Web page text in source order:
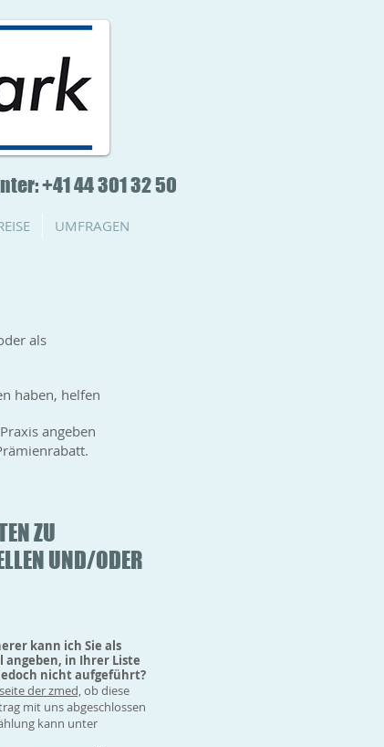
+41 44 301 32 50
UMFRAGEN
als
haben, helfen
angeben
ZU
UND/ODER
kann ich Sie als
angeben, in Ihrer Liste
nicht aufgeführt?
der zmed,ob diese
mit uns abgeschlossen
kann unter